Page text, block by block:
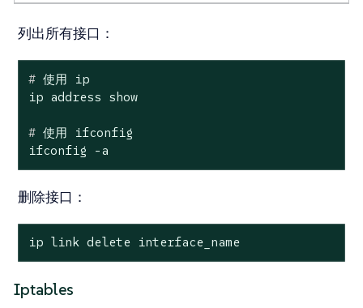
列出所有接口 ：
# 使用 ip
ip address show
# 使用 ifconfig
ifconfig -a
删除接口 ：
ip link delete interface_name
Iptables